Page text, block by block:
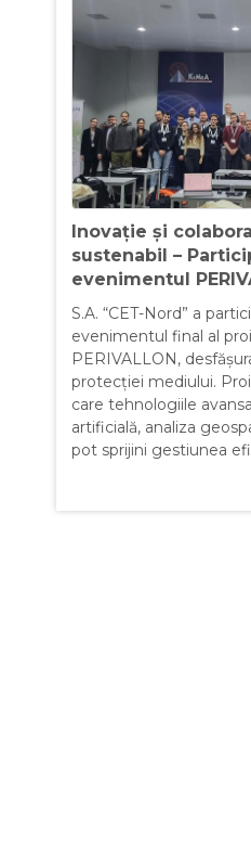
Inovație și
sustenabil –
evenimentul
S.A. “CET-Nord” a
evenimentul final al
PERIVALLON,
protecției mediului.
care tehnologiile
artificială, analiza
pot sprijini gestiunea